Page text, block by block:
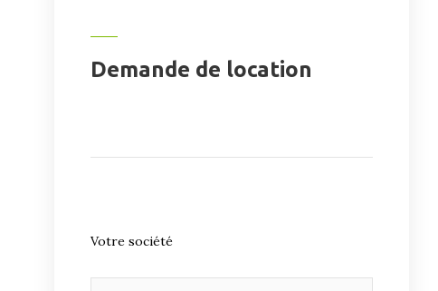
Demande de location
Votre société